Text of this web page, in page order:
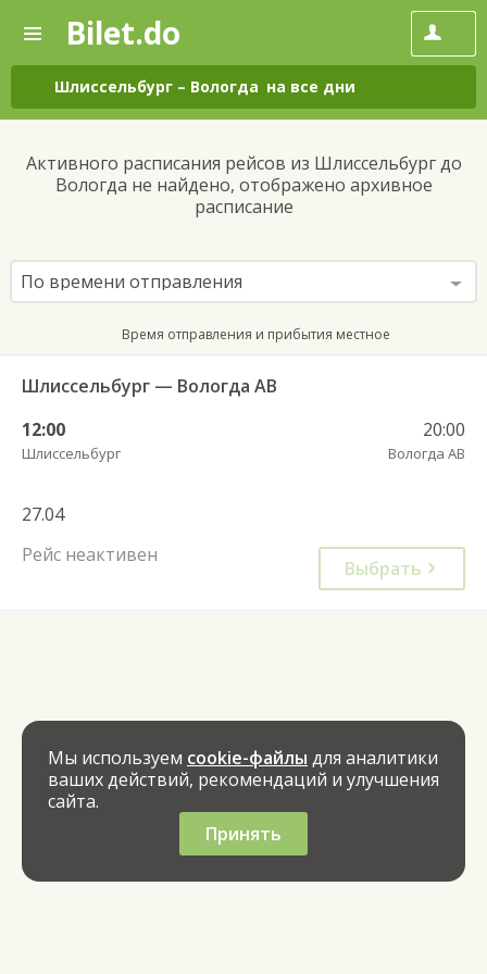
—
Поиск
и
покупка
билетов
автобус
онлайн
Bilet.do
Шлиссельбург – Вологда на все дни
Активного расписания рейсов из Шлиссельбург до
Вологда не найдено, отображено архивное
расписание
По времени отправления
Время отправления и прибытия местное
Шлиссельбург — Вологда АВ
12:00
Шлиссельбург
20:00
Вологда АВ
27.04
Рейс неактивен
Выбрать
Мы используем cookie-файлы для аналитики
ваших действий, рекомендаций и улучшения
сайта.
Принять